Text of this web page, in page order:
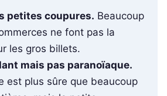
petites coupures. Beaucoup
ne font pas la
les gros billets.
mais pas paranoïaque.
est plus sûre que beaucoup